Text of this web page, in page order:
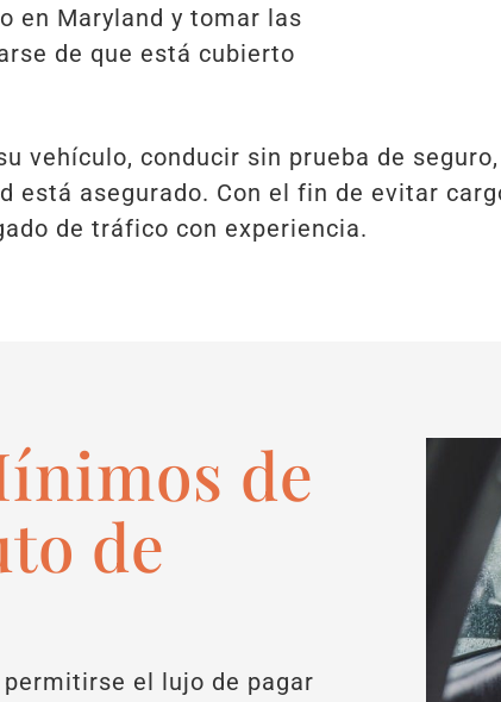
en Maryland y tomar las
de que está cubierto
vehículo, conducir sin prueba de
está asegurado. Con el fin de evitar
de tráfico con experiencia.
de
de
el lujo de pagar